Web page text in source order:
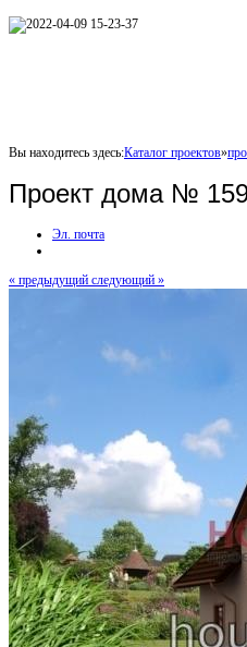
Вы находитесь здесь:Каталог проектов»
Проект дома №
Эл. почта
« предыдущий следующий »